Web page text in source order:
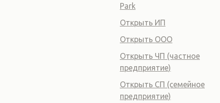
Park
Открыть ИП
Открыть ООО
Открыть ЧП (частное
предприятие)
Открыть СП (семейное
предприятие)